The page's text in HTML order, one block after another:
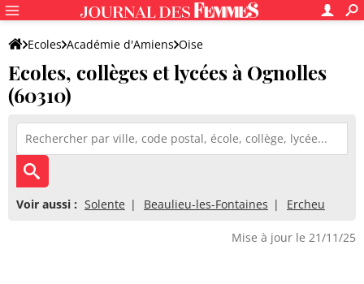
Ecoles Académie d'Amiens Oise
Ecoles, collèges et lycées à Ognolles
(60310)
Voir aussi : Solente Beaulieu-les-Fontaines Ercheu
Mise à jour le 21/11/25